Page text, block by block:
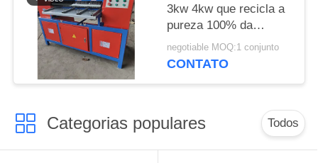
3kw 4kw que recicla a
pureza 100% da
máquina
negotiable MOQ:1 conjunto
CONTATO
Categorias populares Todos